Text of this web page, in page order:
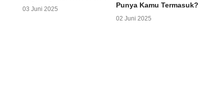
03 Juni 2025
Punya Kamu Termasuk?
02 Juni 2025